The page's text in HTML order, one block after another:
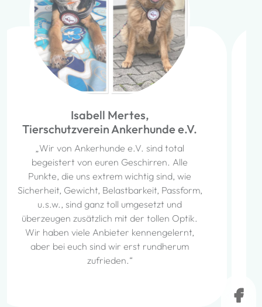
Jacqueline Kaisig,
Anifit Fachberaterin für
Hundeernährung
„Ich habe bislang kein qualitativ
hochwertigeres Hundegeschirr als das von
Style and Snout entdeckt. Oft werde ich
darauf angesprochen, woher ich dieses
Sicherheitsgeschirr habe. Durch das
einzigartige Patch-Design erkennen uns viele
während unserer Spaziergänge wieder. Die
Anpassungsmöglichkeiten des Geschirrs sind